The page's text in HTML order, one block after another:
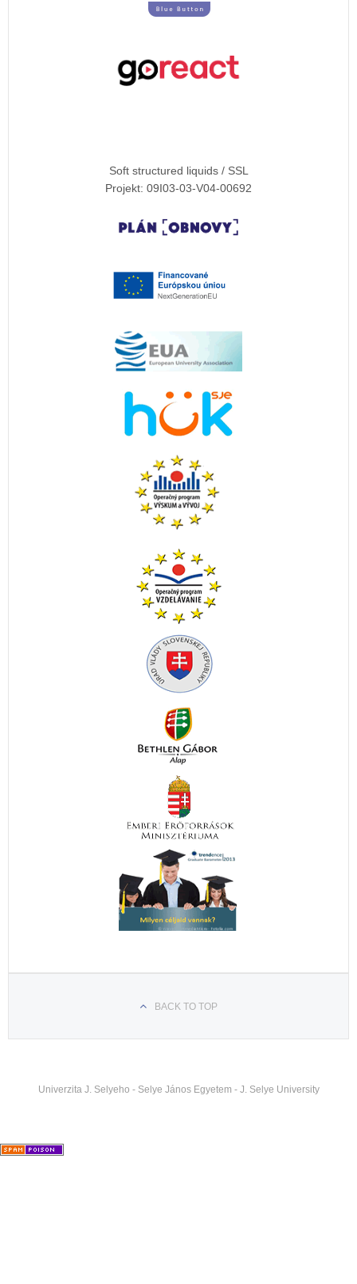
Soft structured liquids / SSL
Projekt: 09I03-03-V04-00692
BACK TO TOP
Univerzita J. Selyeho - Selye János Egyetem - J. Selye University